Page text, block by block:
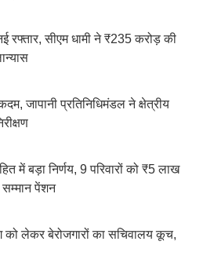
नई रफ्तार, सीएम धामी ने ₹235 करोड़ की
जापानी प्रतिनिधिमंडल ने क्षेत्रीय
में बड़ा निर्णय, 9 परिवारों को ₹5 लाख
सम्मान पेंशन
को लेकर बेरोजगारों का सचिवालय कूच,